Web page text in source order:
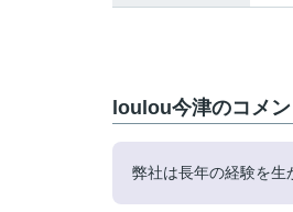
loulou今津のコメ
弊社は長年の経験を生